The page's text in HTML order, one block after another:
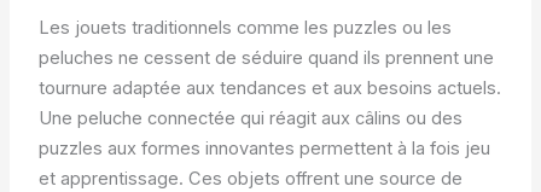
Les jouets traditionnels comme les puzzles ou les
peluches ne cessent de séduire quand ils prennent une
tournure adaptée aux tendances et aux besoins actuels.
Une peluche connectée qui réagit aux câlins ou des
puzzles aux formes innovantes permettent à la fois jeu
et apprentissage. Ces objets offrent une source de